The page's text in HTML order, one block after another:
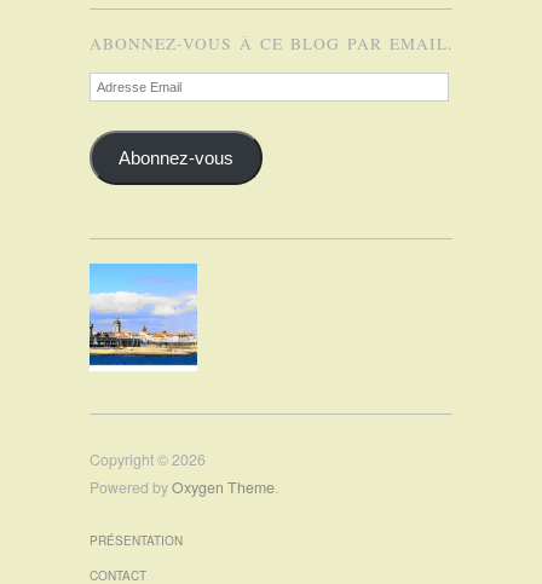
ABONNEZ-VOUS À CE BLOG PAR EMAIL.
Adresse
Email
Abonnez-vous
Copyright © 2026
Powered byOxygen Theme
PRÉSENTATION
CONTACT